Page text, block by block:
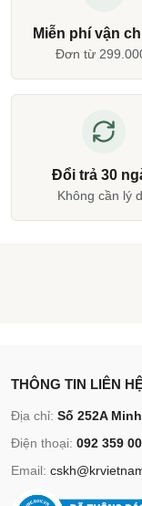
Miễn phí vận
Đơn từ
Đổi trả 30
Không cần lý
THÔNG TIN LIÊN
Địa chỉ: Số 252A
Điện thoại: 092 359
Email: